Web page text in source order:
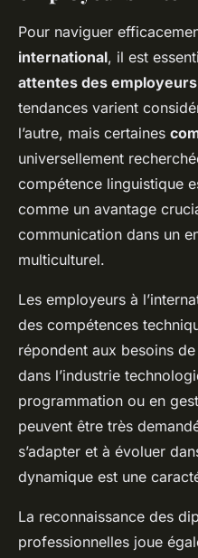
Pour naviguer
international, il est
attentes des employeurs
tendances varient
l’autre, mais certaines
universellement
compétence linguistique
comme un avantage
communication dans un
multiculturel.
Les employeurs à
des compétences
répondent aux besoins
dans l’industrie
programmation ou en
peuvent être très
s’adapter et à évoluer
dynamique est une
La reconnaissance des
professionnelles joue